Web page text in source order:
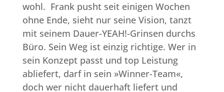
wohl. Frank pusht seit einigen Wochen
ohne Ende, sieht nur seine Vision, tanzt
mit seinem Dauer-YEAH!-Grinsen durchs
Büro. Sein Weg ist einzig richtige. Wer in
sein Konzept passt und top Leistung
abliefert, darf in sein »Winner-Team«,
doch wer nicht dauerhaft liefert und